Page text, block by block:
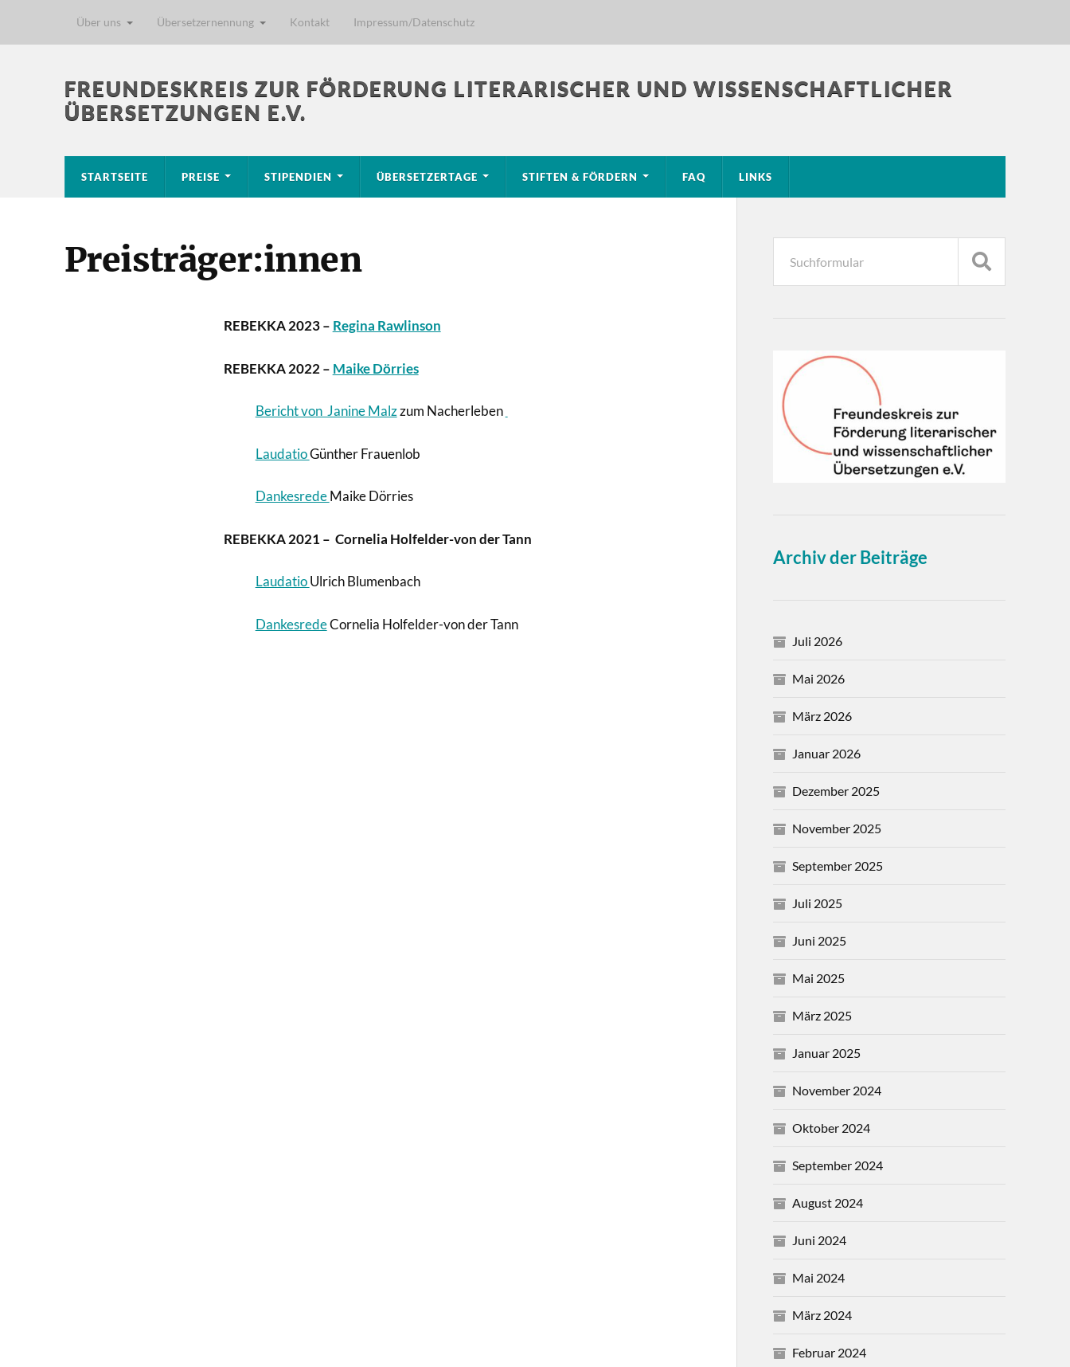
Über uns Übersetzernennung Kontakt Impressum/Datenschutz
FREUNDESKREIS ZUR FÖRDERUNG LITERARISCHER UND WISSENSCHAFTLICHER
ÜBERSETZUNGEN E.V.
STARTSEITE PREISE STIPENDIEN ÜBERSETZERTAGE STIFTEN & FÖRDERN FAQ LINKS
Preisträger:innen
REBEKKA 2023 – Regina Rawlinson
REBEKKA 2022 – Maike Dörries
Bericht von Janine Malzzum Nacherleben
LaudatioGünther Frauenlob
DankesredeMaike Dörries
REBEKKA 2021 – Cornelia Holfelder-von der Tann
LaudatioUlrich Blumenbach
DankesredeCornelia Holfelder-von der Tann
Archiv der Beiträge
Juli 2026
Mai 2026
März 2026
Januar 2026
Dezember 2025
November 2025
September 2025
Juli 2025
Juni 2025
Mai 2025
März 2025
Januar 2025
November 2024
Oktober 2024
September 2024
August 2024
Juni 2024
Mai 2024
März 2024
Februar 2024